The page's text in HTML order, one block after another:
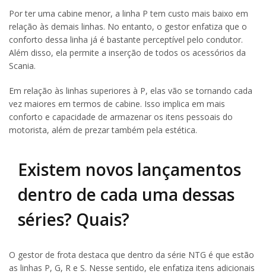
Por ter uma cabine menor, a linha P tem custo mais baixo em
relação às demais linhas. No entanto, o gestor enfatiza que o
conforto dessa linha já é bastante perceptível pelo condutor.
Além disso, ela permite a inserção de todos os acessórios da
Scania.
Em relação às linhas superiores à P, elas vão se tornando cada
vez maiores em termos de cabine. Isso implica em mais
conforto e capacidade de armazenar os itens pessoais do
motorista, além de prezar também pela estética.
Existem novos lançamentos
dentro de cada uma dessas
séries? Quais?
O gestor de frota destaca que dentro da série NTG é que estão
as linhas P, G, R e S. Nesse sentido, ele enfatiza itens adicionais